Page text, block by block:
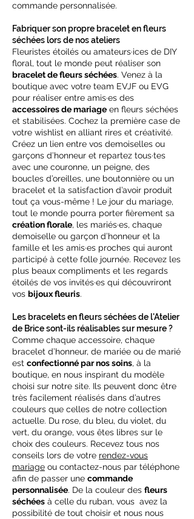
commande personnalisée.
Fabriquer son propre bracelet en fleurs
séchées lors de nos ateliers
Fleuristes étoilés ou amateurs·ices de DIY
floral, tout le monde peut réaliser son
bracelet de fleurs séchées. Venez à la
boutique avec votre team EVJF ou EVG
pour réaliser entre amis·es des
accessoires de mariage en fleurs séchées
et stabilisées. Cochez la première case de
votre wishlist en alliant rires et créativité.
Créez un lien entre vos demoiselles ou
garçons d’honneur et repartez tous·tes
avec une couronne, un peigne, des
boucles d’oreilles, une boutonnière ou un
bracelet et la satisfaction d’avoir produit
tout ça vous-même ! Le jour du mariage,
tout le monde pourra porter fièrement sa
création florale, les mariés·es, chaque
demoiselle ou garçon d’honneur et la
famille et les amis·es proches qui auront
participé à cette folle journée. Recevez les
plus beaux compliments et les regards
étoilés de vos invités·es qui découvriront
vos bijoux fleuris.
Les bracelets en fleurs séchées de l'Atelier
de Brice sont-ils réalisables sur mesure ?
Comme chaque accessoire, chaque
bracelet d’honneur, de mariée ou de marié
est confectionné par nos soins, à la
boutique, en nous inspirant du modèle
choisi sur notre site. Ils peuvent donc être
très facilement réalisés dans d’autres
couleurs que celles de notre collection
actuelle. Du rose, du bleu, du violet, du
vert, du orange, vous êtes libres sur le
choix des couleurs. Recevez tous nos
conseils lors de votre rendez-vous
mariage ou contactez-nous par téléphone
afin de passer une commande
personnalisée. De la couleur des fleurs
séchées à celle du ruban, vous avez la
possibilité de tout choisir et nous nous